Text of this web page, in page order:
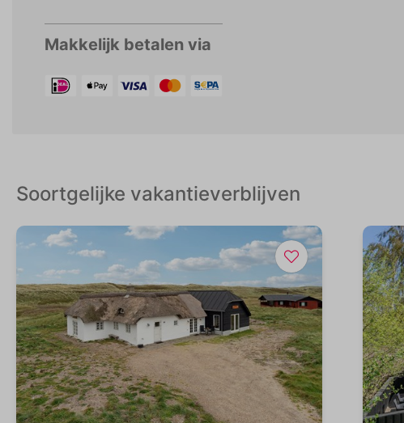
Makkelijk betalen via
Soortgelijke vakantieverblijven